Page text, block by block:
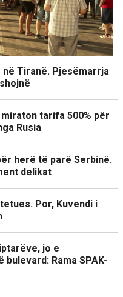
Tiranë. Pjesëmarrja
tarifa 500% për
Rusia
herë të parë Serbinë.
delikat
Por, Kuvendi i
jo e
Rama SPAK-